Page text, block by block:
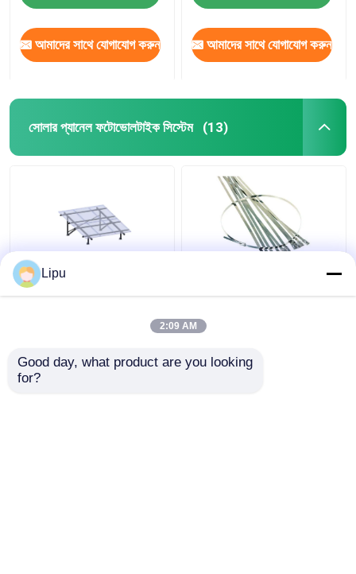
আমাদের সাথে যোগাযোগ করুন আমাদের সাথে যোগাযোগ করুন
সোলার প্যানেল ফটোভোলটাইক সিস্টেম (13)
অফ গ্রিড 3kw সোলার প্যানেল
ভালো দাম
আনুষাঙ্গিকগুলির জন্য Sus304
স্টেইনলেস স্টীল জিপ টাই
ভালো দাম
Lipu
2:09 AM
Good day, what product are you looking
for?